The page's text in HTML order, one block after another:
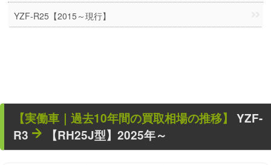
YZF-R25【2015～現行】
【実働車 ｜過去10年間の買取相場の推移】 YZF-
R3
【RH25J型】2025年～